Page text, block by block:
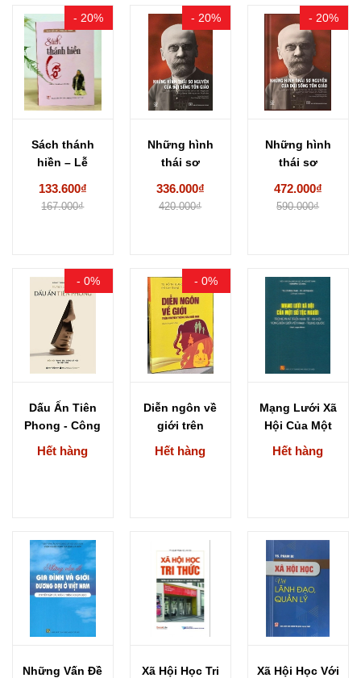
- 20%
Sách thánh
hiền – Lễ
133.600₫
167.000₫
- 20%
Những hình
thái sơ
336.000₫
420.000₫
- 20%
Những hình
thái sơ
472.000₫
590.000₫
- 0%
Dấu Ấn Tiên
Phong - Công
Ty Cổ...
Hết hàng
- 0%
Diễn ngôn về
giới trên
truyền thông
Hết hàng
Mạng Lưới Xã
Hội Của Một
Số Tộc...
Hết hàng
Những Vấn Đề
Xã Hội Học Tri
Xã Hội Học Với